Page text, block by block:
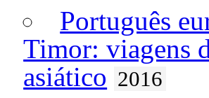
Português
Timor: viagens
asiático 2016